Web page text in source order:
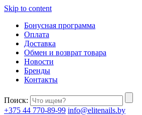
Skip to content
Бонусная программа
Оплата
Доставка
Обмен и возврат товара
Новости
Бренды
Контакты
Поиск:
+375 44 770-89-99 info@elitenails.by